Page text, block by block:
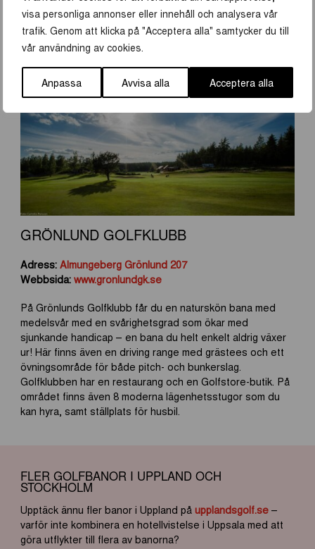
visa personliga annonser eller innehåll och analysera vår
trafik. Genom att klicka på "Acceptera alla" samtycker du till
vår användning av cookies.
Anpassa Avvisa alla Acceptera alla
GRÖNLUND GOLFKLUBB
Adress:Almungeberg Grönlund 207
Webbsida:www.gronlundgk.se
På Grönlunds Golfklubb får du en naturskön bana med
medelsvår med en svårighetsgrad som ökar med
sjunkande handicap – en bana du helt enkelt aldrig växer
ur! Här finns även en driving range med grästees och ett
övningsområde för både pitch- och bunkerslag.
Golfklubben har en restaurang och en Golfstore-butik. På
området finns även 8 moderna lägenhetsstugor som du
kan hyra, samt ställplats för husbil.
FLER GOLFBANOR I UPPLAND OCH
STOCKHOLM
Upptäck ännu fler banor i Uppland påupplandsgolf.se–
varför inte kombinera en hotellvistelse i Uppsala med att
göra utflykter till flera av banorna?